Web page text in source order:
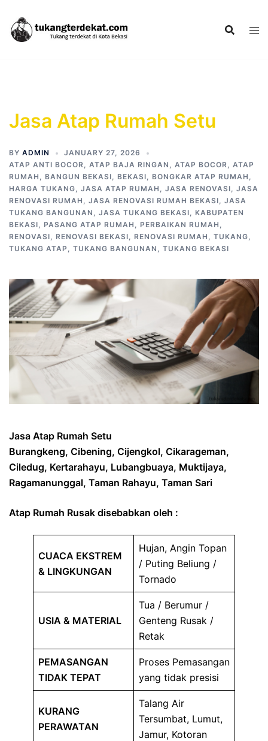
content
Jasa Atap Rumah Setu
BY ADMIN
JANUARY 27, 2026
ATAP ANTI BOCOR, ATAP BAJA RINGAN , ATAP BOCOR, ATAP
RUMAH , BANGUN BEKASI, BEKASI, BONGKAR ATAP RUMAH ,
HARGA TUKANG, JASA ATAP RUMAH , JASA RENOVASI, JASA
RENOVASI RUMAH , JASA RENOVASI RUMAH BEKASI, JASA
TUKANG BANGUNAN , JASA TUKANG BEKASI, KABUPATEN
BEKASI, PASANG ATAP RUMAH , PERBAIKAN RUMAH ,
RENOVASI, RENOVASI BEKASI, RENOVASI RUMAH , TUKANG,
TUKANG ATAP , TUKANG BANGUNAN , TUKANG BEKASI
Jasa Atap Rumah Setu
Burangkeng, Cibening, Cijengkol, Cikarageman,
Ciledug, Kertarahayu, Lubangbuaya, Muktijaya,
Ragamanunggal, Taman Rahayu, Taman Sari
Atap Rumah Rusak disebabkan oleh :
CUACA EKSTREM
& LINGKUNGAN
Hujan, Angin Topan
/ Puting Beliung /
Tornado
USIA & MATERIAL
Tua / Berumur /
Genteng Rusak /
Retak
PEMASANGAN
TIDAK TEPAT
Proses Pemasangan
yang tidak presisi
KURANG
PERAWATAN
Talang Air
Tersumbat, Lumut,
Jamur, Kotoran